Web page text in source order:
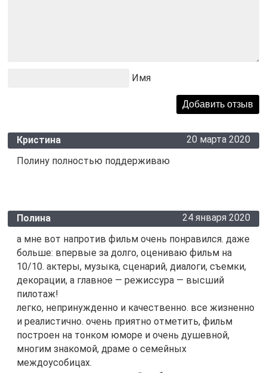
Имя
Кристина
20 марта 2020
Полину полностью поддерживаю
Полина
24 января 2020
а мне вот напротив фильм очень понравился. даже
больше: впервые за долго, оцениваю фильм на
10/10. актеры, музыка, сценарий, диалоги, съемки,
декорации, а главное — режиссура — высший
пилотаж!
легко, непринужденно и качественно. все жизненно
и реалистично. очень приятно отметить, фильм
построен на тонком юморе и очень душевной,
многим знакомой, драме о семейных
междоусобицах.